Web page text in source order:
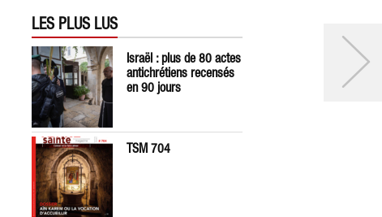
LES PLUS LUS
Israël : plus de 80 actes
antichrétiens recensés
en 90 jours
TSM 704